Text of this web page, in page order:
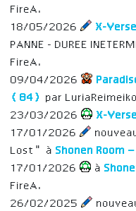
FireA.
18/05/2026
X-Verse
PANNE - DUREE
FireA.
09/04/2026
(84)
par LuriaReimeiko
23/03/2026
X-Verse
17/01/2026
Lost" à Shonen Room
17/01/2026
à
FireA.
26/02/2025